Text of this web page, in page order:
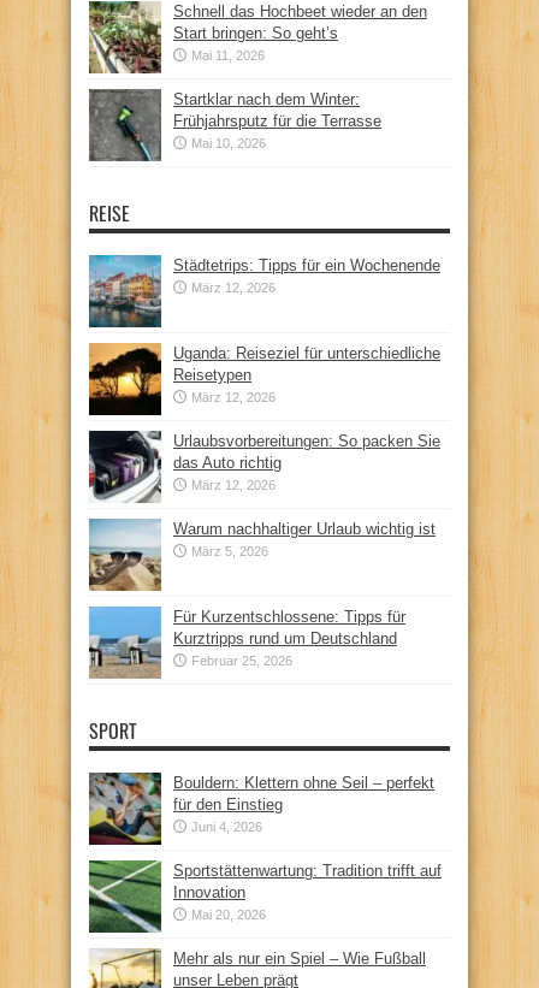
Schnell das Hochbeet wieder an den
Start bringen: So geht’s
Mai 11, 2026
Startklar nach dem Winter:
Frühjahrsputz für die Terrasse
Mai 10, 2026
REISE
Städtetrips: Tipps für ein Wochenende
März 12, 2026
Uganda: Reiseziel für unterschiedliche
Reisetypen
März 12, 2026
Urlaubsvorbereitungen: So packen Sie
das Auto richtig
März 12, 2026
Warum nachhaltiger Urlaub wichtig ist
März 5, 2026
Für Kurzentschlossene: Tipps für
Kurztripps rund um Deutschland
Februar 25, 2026
SPORT
Bouldern: Klettern ohne Seil – perfekt
für den Einstieg
Juni 4, 2026
Sportstättenwartung: Tradition trifft auf
Innovation
Mai 20, 2026
Mehr als nur ein Spiel – Wie Fußball
unser Leben prägt